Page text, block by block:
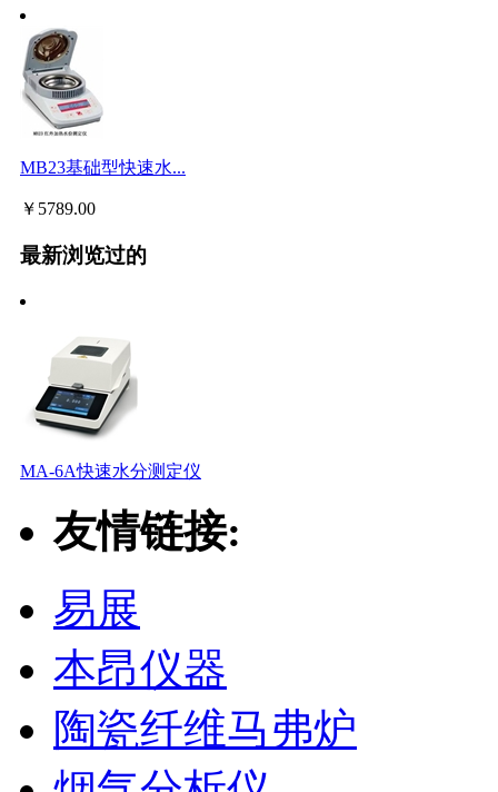
MB23基础型快速水...
￥ 5789.00
最新浏览过的
MA-6A快速水分测定仪
友情链接:
易展
本昂仪器
陶瓷纤维马弗炉